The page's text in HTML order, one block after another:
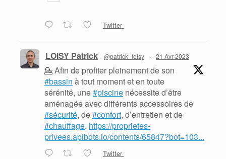
Twitter
LOISY Patrick @patrick_loisy · 21 Avr 2023
💁 Afin de profiter pleinement de son
#bassin à tout moment et en toute
sérénité, une#piscine nécessite d’être
aménagée avec différents accessoires de
#sécurité, de#confort, d’entretien et de
#chauffage. https://proprietes-
privees.apibots.io/contents/65847?bot=103...
Twitter